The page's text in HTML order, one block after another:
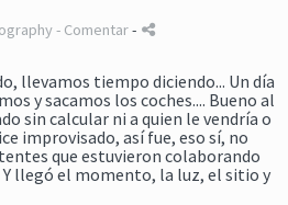
- Comentar-
llevamos tiempo diciendo... Un día
y sacamos los coches.... Bueno al
sin calcular ni a quien le vendría o
improvisado, así fue, eso sí, no
que estuvieron colaborando
llegó el momento, la luz, el sitio y